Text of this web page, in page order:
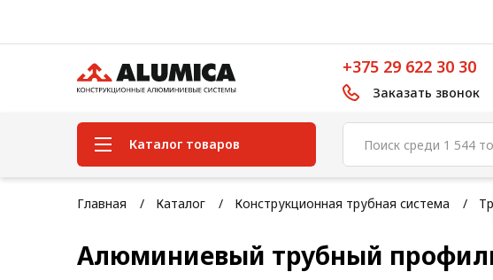
+375 29 622 30 30
Заказать звонок
Каталог товаров
Система конструкционного
Конструкционная трубная
система
Главная Каталог Конструкционная трубная система
Алюминиевый трубный